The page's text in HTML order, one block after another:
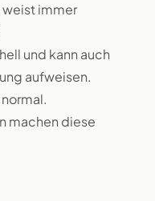
immer
und kann auch
aufweisen.
machen diese